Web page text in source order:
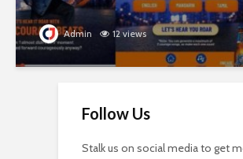
Admin 12 views
Follow Us
Stalk us on social media to get